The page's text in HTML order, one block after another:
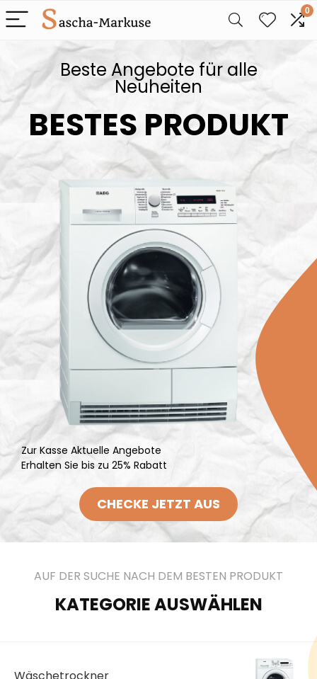
0
Beste Angebote für alle
Neuheiten
BESTES PRODUKT
Zur Kasse Aktuelle Angebote
Erhalten Sie bis zu 25% Rabatt
CHECKE JETZT AUS
AUF DER SUCHE NACH DEM BESTEN PRODUKT
KATEGORIE AUSWÄHLEN
Wäschetrockner